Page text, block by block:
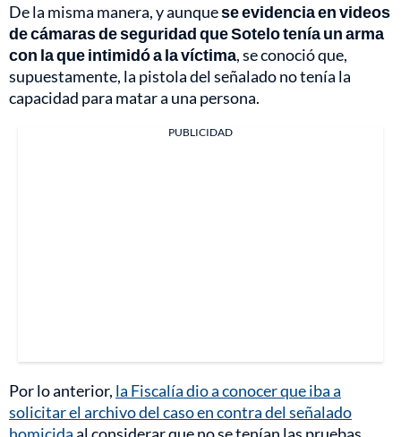
De la misma manera, y aunquese evidencia en videos
de cámaras de seguridad que Sotelo tenía un arma
con la que intimidó a la víctima, se conoció que,
supuestamente, la pistola del señalado no tenía la
capacidad para matar a una persona.
PUBLICIDAD
Por lo anterior, la Fiscalía dio a conocer que iba a
solicitar el archivo del caso en contra del señalado